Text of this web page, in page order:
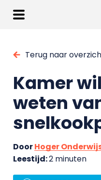
Terug naar
Kamer
weten
DoorHoger
Leestijd:2 minuten